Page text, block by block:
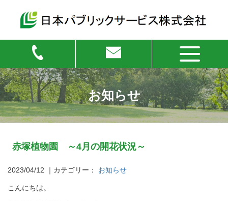
お知らせ
赤塚植物園 ～4月の開花状況～
2023/04/12 ｜カテゴリー： お知らせ
こんにちは。